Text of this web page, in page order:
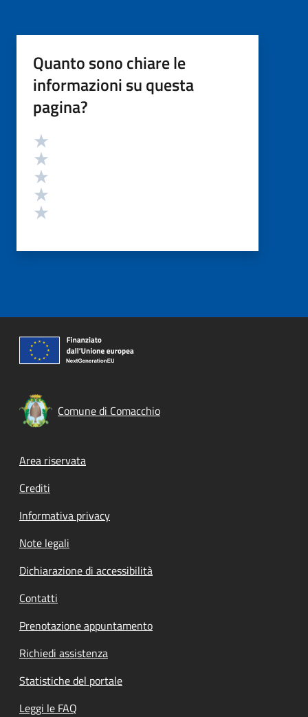
Quanto sono chiare le
informazioni su questa
pagina?
Valutazione
Comune di Comacchio
Footer menu
Area riservata
Crediti
Informativa privacy
Note legali
Dichiarazione di accessibilità
Contatti
Prenotazione appuntamento
Richiedi assistenza
Statistiche del portale
Leggi le FAQ